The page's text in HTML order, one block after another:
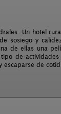
Un hotel
sosiego y
de ellas una
de
de